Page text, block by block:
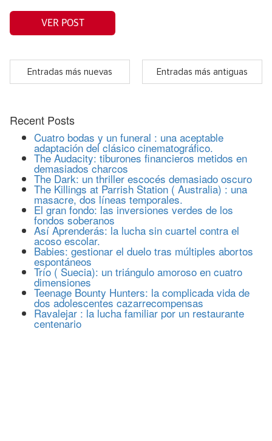
VER POST
Entradas más nuevas Entradas más antiguas
Recent Posts
Cuatro bodas y un funeral : una aceptable
adaptación del clásico cinematográfico.
The Audacity: tiburones financieros metidos en
demasiados charcos
The Dark: un thriller escocés demasiado oscuro
The Killings at Parrish Station ( Australia) : una
masacre, dos líneas temporales.
El gran fondo: las inversiones verdes de los
fondos soberanos
Así Aprenderás: la lucha sin cuartel contra el
acoso escolar.
Babies: gestionar el duelo tras múltiples abortos
espontáneos
Trío ( Suecia): un triángulo amoroso en cuatro
dimensiones
Teenage Bounty Hunters: la complicada vida de
dos adolescentes cazarrecompensas
Ravalejar : la lucha familiar por un restaurante
centenario